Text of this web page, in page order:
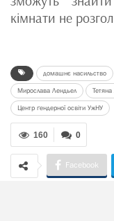
кімнати не
домашнє насильство
Мирослава Лендьел
Центр ґендерної освіти УжНУ
0
160
Facebook